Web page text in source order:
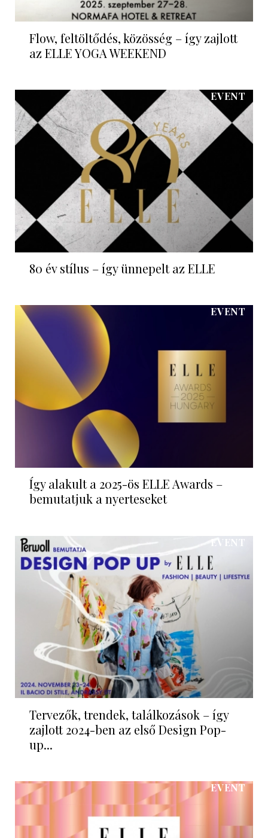
Flow, feltöltődés, közösség – így zajlott
az ELLE YOGA WEEKEND
EVENT
80 év stílus – így ünnepelt az ELLE
EVENT
Így alakult a 2025-ös ELLE Awards –
bemutatjuk a nyerteseket
EVENT
Tervezők, trendek, találkozások – így
zajlott 2024-ben az első Design Pop-
up...
EVENT